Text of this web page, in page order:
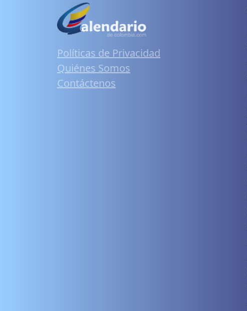
Políticas de Privacidad
Quiénes Somos
Contáctenos